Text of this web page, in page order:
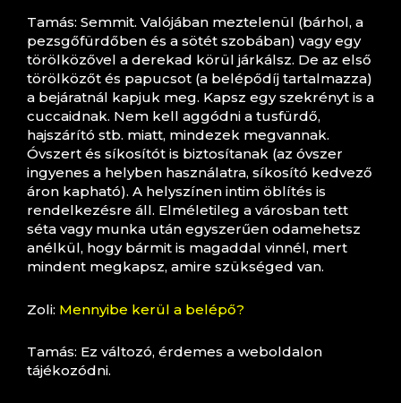
Tamás: Semmit. Valójában meztelenül (bárhol, a
pezsgőfürdőben és a sötét szobában) vagy egy
törölközővel a derekad körül járkálsz. De az első
törölközőt és papucsot (a belépődíj tartalmazza)
a bejáratnál kapjuk meg. Kapsz egy szekrényt is a
cuccaidnak. Nem kell aggódni a tusfürdő,
hajszárító stb. miatt, mindezek megvannak.
Óvszert és síkosítót is biztosítanak (az óvszer
ingyenes a helyben használatra, síkosító kedvező
áron kapható). A helyszínen intim öblítés is
rendelkezésre áll. Elméletileg a városban tett
séta vagy munka után egyszerűen odamehetsz
anélkül, hogy bármit is magaddal vinnél, mert
mindent megkapsz, amire szükséged van.
Zoli: Mennyibe kerül a belépő?
Tamás: Ez változó, érdemes a weboldalon
tájékozódni.